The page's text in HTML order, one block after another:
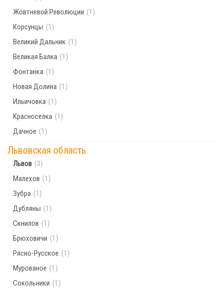
Жовтневой Революции (1)
Корсунцы (1)
Великий Дальник (1)
Великая Балка (1)
Фонтанка (1)
Новая Долина (1)
Ильичовка (1)
Красноселка (1)
Дачное (1)
Львовская область
Львов (3)
Малехов (1)
Зубра (1)
Дубляны (1)
Скнилов (1)
Брюховичи (1)
Рясно-Русское (1)
Мурованое (1)
Сокольники (1)